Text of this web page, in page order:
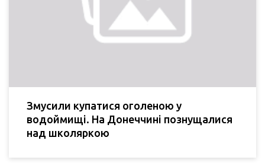
Змусили купатися оголеною у
водоймищі. На Донеччині познущалися
над школяркою